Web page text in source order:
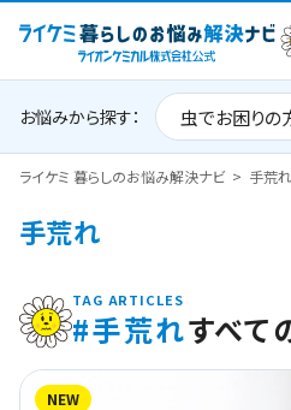
お悩みから探す： 虫でお困りの
ライケミ 暮らしのお悩み解決ナビ 手荒れ
手荒れ
TAG ARTICLES
#手荒れすべて
NEW